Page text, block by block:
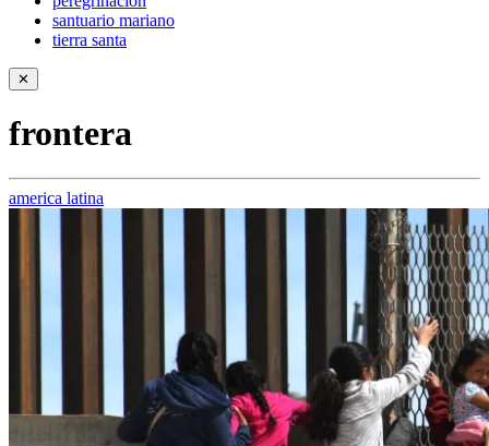
santuario mariano
tierra santa
✕
frontera
america latina